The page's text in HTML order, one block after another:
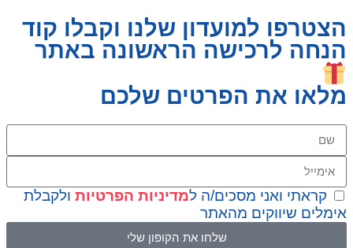
הצטרפו למועדון שלנו וקבלו קוד
הנחה לרכישה הראשונה באתר
מלאו את הפרטים שלכם
קראתי ואני מסכים/ה למדיניות הפרטיות ולקבלת
אימלים שיווקים מהאתר
שלחו את הקופון שלי